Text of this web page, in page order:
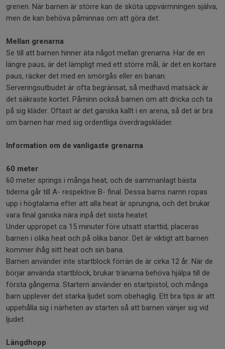
grenen. När barnen är större kan de sköta uppvärmningen själva,
men de kan behöva påminnas om att göra det.
Mellan grenarna
Se till att barnen hinner äta något mellan grenarna. Har de en
längre paus, är det lämpligt med ett större mål, är det en kortare
paus, räcker det med en smörgås eller en banan.
Serveringsutbudet är ofta begränsat, så medhavd matsäck är
det säkraste kortet. Påminn också barnen om att dricka och ta
på sig kläder. Oftast är det ganska kallt i en arena, så det är bra
om barnen har med sig ordentliga överdragskläder.
Information om de vanligaste grenarna
60 meter
60 meter springs i många heat, och de sammanlagt bästa
tiderna går till A- respektive B- final. Dessa barns namn ropas
upp i högtalarna efter att alla heat är sprungna, och det brukar
vara final ganska nära inpå det sista heatet.
Under uppropet ca 15 minuter före utsatt starttid, placeras
barnen i olika heat och på olika banor. Det är viktigt att barnen
kommer ihåg sitt heat och sin bana.
Barnen använder inte startblock förrän de är cirka 12 år. När de
börjar använda startblock, brukar tränarna behöva hjälpa till de
första gångerna. Startern använder en startpistol, och många
barn upplever det starka ljudet som obehaglig. Ett bra tips är att
uppehålla sig i närheten av starten så att barnen vänjer sig vid
ljudet.
Längdhopp